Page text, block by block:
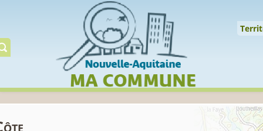
Gérer préserver
Cookies management panel